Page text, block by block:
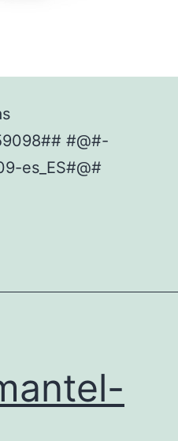
#@#-
es_ES#@#